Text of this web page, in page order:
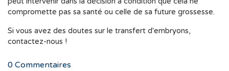
compromette pas sa santé ou celle de sa future grossesse.
Si vous avez des doutes sur le transfert d'embryons,
contactez-nous !
0 Commentaires